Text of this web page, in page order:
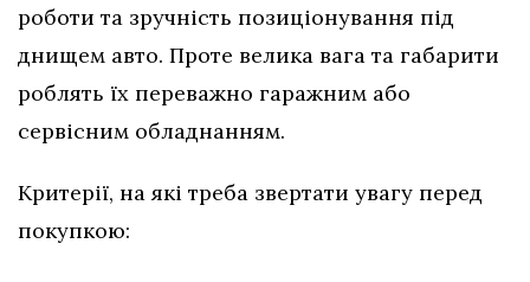
роботи та зручність позиціонування під
днищем авто. Проте велика вага та габарити
роблять їх переважно гаражним або
сервісним обладнанням.
Критерії, на які треба звертати увагу перед
покупкою: